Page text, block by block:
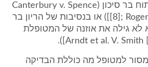
קבלת הסכמה לניתוח בר סיכון (Canterbury v. Spence
[8]; Rogers v. Whitaker [10]) או בנסיבות של הריון בר
לא גילה את אוזנה של המטופלת
למטופל מה כוללת הבדיקה